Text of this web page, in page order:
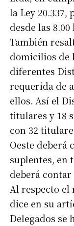
la Ley 20.337,
desde las
También
domicilios de
diferentes
requerida de
ellos. Así el
titulares y 18
con 32
Oeste deberá
suplentes, en
deberá
Al respecto el
dice en su
Delegados se